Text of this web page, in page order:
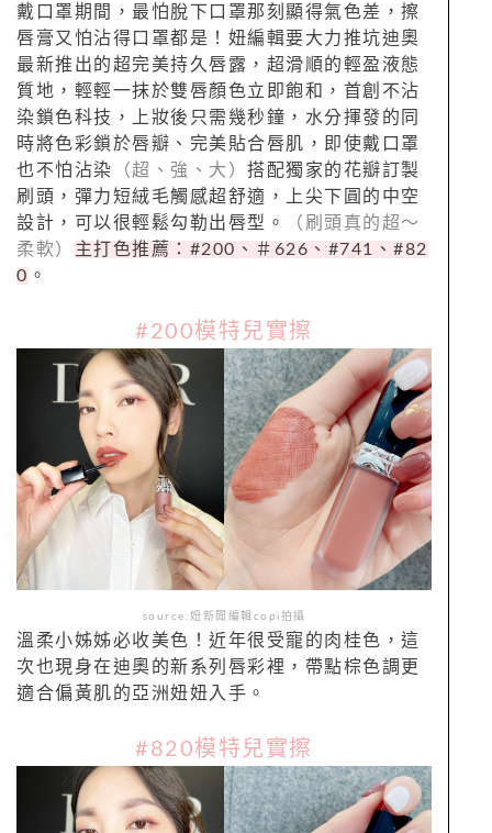
戴口罩期間，最怕脫下口罩那刻顯得氣色差，擦
唇膏又怕沾得口罩都是！妞編輯要大力推坑迪奧
最新推出的超完美持久唇露，超滑順的輕盈液態
質地，輕輕一抹於雙唇顏色立即飽和， 首創不沾
染鎖色科技，上妝後只需幾秒鐘，水分揮發的同
時將色彩鎖於唇瓣、完美貼合唇肌，即使戴口罩
也不怕沾染 （超、強、大） 搭配獨家的花瓣訂製
刷頭，彈力短絨毛觸感超舒適，上尖下圓的中空
設計，可以很輕鬆勾勒出唇型。
（刷頭真的超～
柔軟） 主打色推薦：#200、＃626、#741、#82
0 。
#200模特兒實擦
source:妞新聞編輯copi拍攝
溫柔小姊姊必收美色！近年很受寵的肉桂色，這
次也現身在迪奧的新系列唇彩裡，帶點棕色調更
適合偏黃肌的亞洲妞妞入手。
#820模特兒實擦